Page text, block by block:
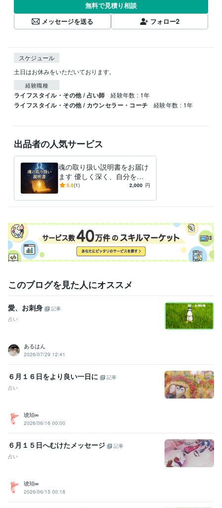
無料で見積り相談
メッセージを送る
フォロー2
スケジュール
経験職種
ライフスタイル・その他 / 占い師 経験年数 : 1年
ライフスタイル・その他 / カウンセラー・コーチ 経験年数 : 1年
出品者の人気サービス
魂の取り扱い説明書をお届け
ます 優しく深く、自分を愛
せる魂のガイドをいたします
5.0(1) 2,000 円
このブログを見た人にオススメ
愛、お刺身
記事
占い
あるはん
2026/07/29 12:41
６月１６日をより良い一日に
記事
占い
琥珀∞
2026/06/16 00:00
６月１５日へむけたメッセージ
記事
占い
琥珀∞
2026/06/15 00:18